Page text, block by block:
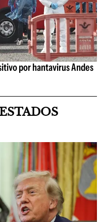
por hantavirus Andes